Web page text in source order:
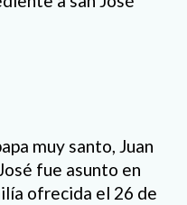
muy santo, Juan
fue asunto en
ofrecida el 26 de